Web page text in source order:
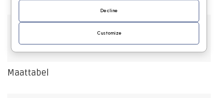
Maattabel
Decline
Customize